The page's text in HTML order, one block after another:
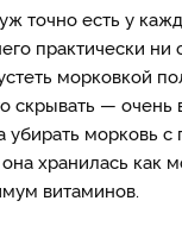
точно есть у
практически
морковкой
скрывать — очень
убирать морковь с
хранилась как
витаминов.